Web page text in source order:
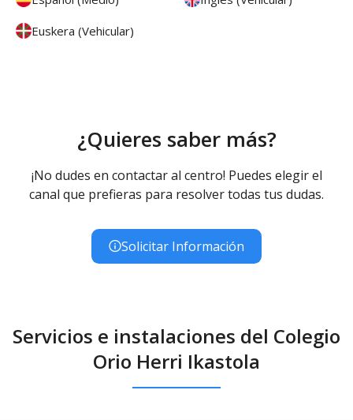
Euskera (Vehicular)
¿Quieres saber más?
¡No dudes en contactar al centro! Puedes elegir el
canal que prefieras para resolver todas tus dudas.
Solicitar Información
Servicios e instalaciones del Colegio
Orio Herri Ikastola